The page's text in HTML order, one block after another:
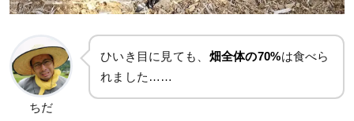
ちだ
ひいき目に見ても、 畑全体の70%は食べら
れました……